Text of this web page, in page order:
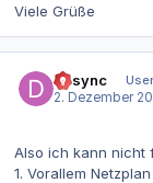
Viele Grüße
Desync
User
2. Dezember
Also ich kann nicht
1. Vorallem